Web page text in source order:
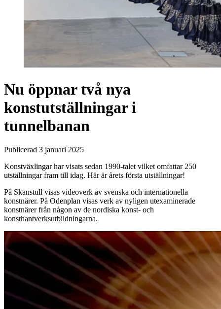
Nu öppnar två nya
konstutställningar i
tunnelbanan
Publicerad 3 januari 2025
Konstväxlingar har visats sedan 1990-talet vilket omfattar 250
utställningar fram till idag. Här är årets första utställningar!
På Skanstull visas videoverk av svenska och internationella
konstnärer. På Odenplan visas verk av nyligen utexaminerade
konstnärer från någon av de nordiska konst- och
konsthantverksutbildningarna.